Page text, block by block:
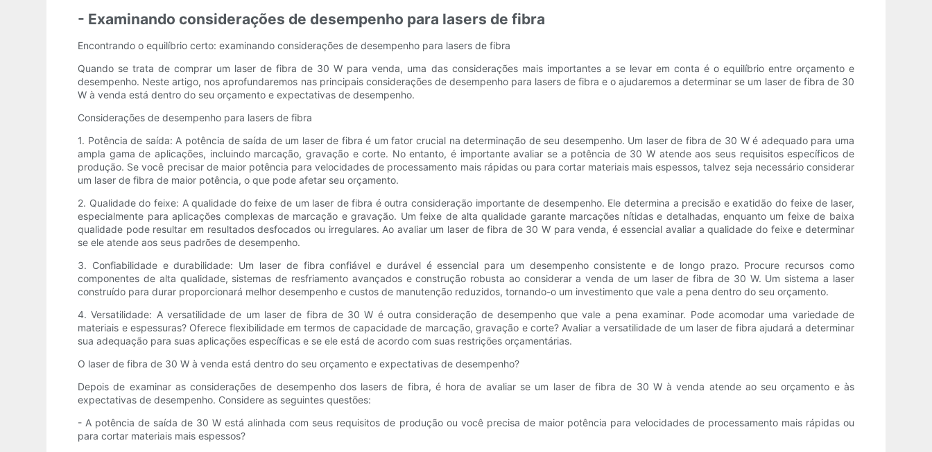
- Examinando considerações de desempenho para lasers de fibra
Encontrando o equilíbrio certo: examinando considerações de desempenho para lasers de fibra
Quando se trata de comprar um laser de fibra de 30 W para venda, uma das considerações mais importantes a se levar em conta é o equilíbrio entre orçamento e
desempenho. Neste artigo, nos aprofundaremos nas principais considerações de desempenho para lasers de fibra e o ajudaremos a determinar se um laser de fibra de 30
W à venda está dentro do seu orçamento e expectativas de desempenho.
Considerações de desempenho para lasers de fibra
1. Potência de saída: A potência de saída de um laser de fibra é um fator crucial na determinação de seu desempenho. Um laser de fibra de 30 W é adequado para uma
ampla gama de aplicações, incluindo marcação, gravação e corte. No entanto, é importante avaliar se a potência de 30 W atende aos seus requisitos específicos de
produção. Se você precisar de maior potência para velocidades de processamento mais rápidas ou para cortar materiais mais espessos, talvez seja necessário considerar
um laser de fibra de maior potência, o que pode afetar seu orçamento.
2. Qualidade do feixe: A qualidade do feixe de um laser de fibra é outra consideração importante de desempenho. Ele determina a precisão e exatidão do feixe de laser,
especialmente para aplicações complexas de marcação e gravação. Um feixe de alta qualidade garante marcações nítidas e detalhadas, enquanto um feixe de baixa
qualidade pode resultar em resultados desfocados ou irregulares. Ao avaliar um laser de fibra de 30 W para venda, é essencial avaliar a qualidade do feixe e determinar
se ele atende aos seus padrões de desempenho.
3. Confiabilidade e durabilidade: Um laser de fibra confiável e durável é essencial para um desempenho consistente e de longo prazo. Procure recursos como
componentes de alta qualidade, sistemas de resfriamento avançados e construção robusta ao considerar a venda de um laser de fibra de 30 W. Um sistema a laser
construído para durar proporcionará melhor desempenho e custos de manutenção reduzidos, tornando-o um investimento que vale a pena dentro do seu orçamento.
4. Versatilidade: A versatilidade de um laser de fibra de 30 W é outra consideração de desempenho que vale a pena examinar. Pode acomodar uma variedade de
materiais e espessuras? Oferece flexibilidade em termos de capacidade de marcação, gravação e corte? Avaliar a versatilidade de um laser de fibra ajudará a determinar
sua adequação para suas aplicações específicas e se ele está de acordo com suas restrições orçamentárias.
O laser de fibra de 30 W à venda está dentro do seu orçamento e expectativas de desempenho?
Depois de examinar as considerações de desempenho dos lasers de fibra, é hora de avaliar se um laser de fibra de 30 W à venda atende ao seu orçamento e às
expectativas de desempenho. Considere as seguintes questões:
- A potência de saída de 30 W está alinhada com seus requisitos de produção ou você precisa de maior potência para velocidades de processamento mais rápidas ou
para cortar materiais mais espessos?